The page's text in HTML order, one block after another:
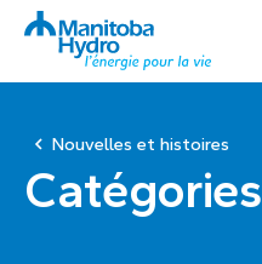
Nouvelles et histoires
Catégories